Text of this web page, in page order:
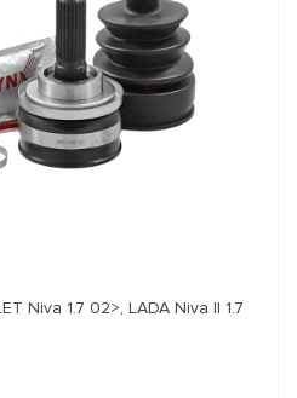
Niva 1.7 02>, LADA Niva II 1.7